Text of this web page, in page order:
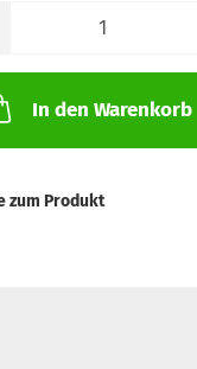
In den Warenkorb
zum Produkt